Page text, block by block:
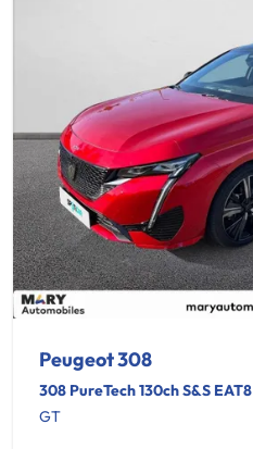
Peugeot 308
308 PureTech 130ch S&S EAT8
GT